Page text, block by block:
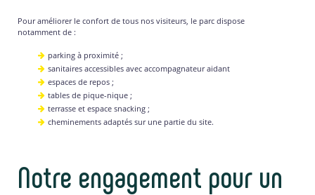
Pour améliorer le confort de tous nos visiteurs, le parc dispose
notamment de :
parking à proximité ;
sanitaires accessibles avec accompagnateur aidant
espaces de repos ;
tables de pique-nique ;
terrasse et espace snacking ;
cheminements adaptés sur une partie du site.
Notre engagement pour un